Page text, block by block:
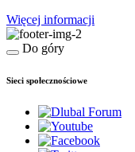
Więcej informacji
Do góry
Sieci społecznościowe